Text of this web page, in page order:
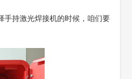
手持激光焊接机的时候，咱们要